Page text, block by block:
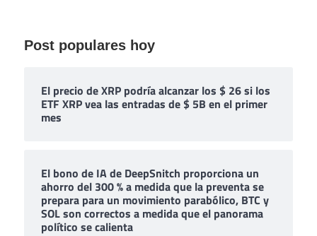
Post populares hoy
El precio de XRP podría alcanzar los $ 26 si los
ETF XRP vea las entradas de $ 5B en el primer
mes
El bono de IA de DeepSnitch proporciona un
ahorro del 300 % a medida que la preventa se
prepara para un movimiento parabólico, BTC y
SOL son correctos a medida que el panorama
político se calienta